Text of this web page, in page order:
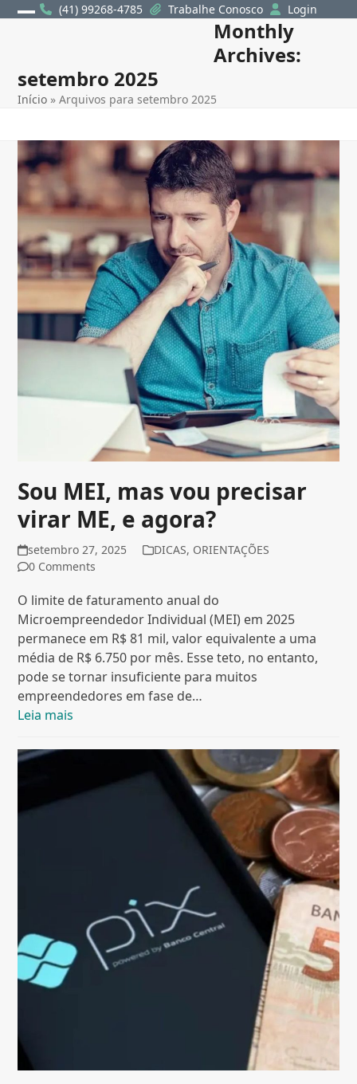
Skip
(41) 99268-4785 Trabalhe Conosco Login
menu
menu
Monthly
Archives:
setembro 2025
Início »Arquivos para setembro 2025
Sou MEI, mas vou precisar
virar ME, e agora?
setembro 27, 2025 DICAS, ORIENTAÇÕES
0 Comments
O limite de faturamento anual do
Microempreendedor Individual (MEI) em 2025
permanece em R$ 81 mil, valor equivalente a uma
média de R$ 6.750 por mês. Esse teto, no entanto,
pode se tornar insuficiente para muitos
empreendedores em fase de…
Leia mais